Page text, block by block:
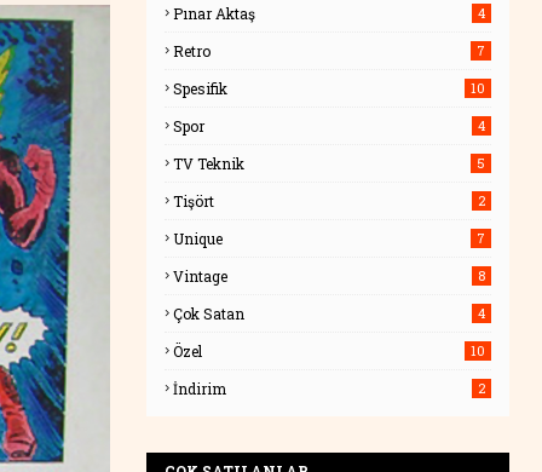
Pınar Aktaş 4
Retro 7
Spesifik 10
Spor 4
TV Teknik 5
Tişört 2
Unique 7
Vintage 8
Çok Satan 4
Özel 10
İndirim 2